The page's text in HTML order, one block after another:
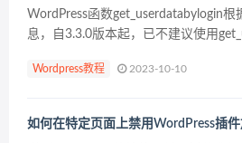
WordPress函数get_userdatabylogin
息，自3.3.0版本起，已不建议使用
Wordpress教程 2023-10-10
如何在特定页面上禁用WordPress插